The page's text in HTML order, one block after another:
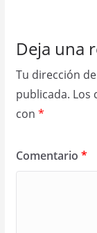
Deja una
Tu dirección
publicada. Los
con *
Comentario *